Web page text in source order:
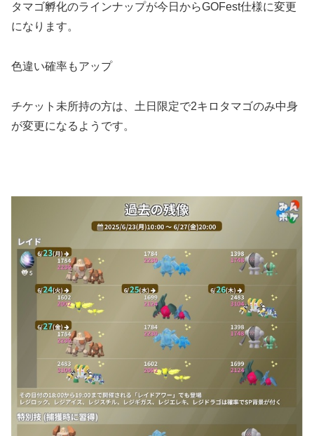
タマゴ孵化のラインナップが今日からGOFest仕様に変更
になります。
色違い確率もアップ
チケット未所持の方は、土日限定で2キロタマゴのみ中身
が変更になるようです。